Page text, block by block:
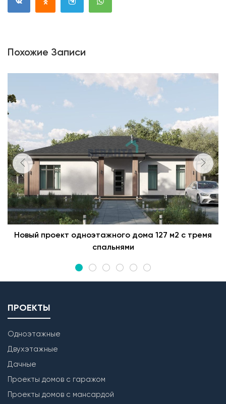
Похожие Записи
Новый проект одноэтажного дома 127 м2 с тремя
спальнями
ПРОЕКТЫ
Одноэтажные
Двухэтажные
Дачные
Проекты домов с гаражом
Проекты домов с мансардой